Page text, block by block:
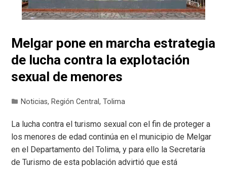
Melgar pone en marcha estrategia
de lucha contra la explotación
sexual de menores
Noticias, Región Central,Tolima
La lucha contra el turismo sexual con el fin de proteger a
los menores de edad continúa en el municipio de Melgar
en el Departamento del Tolima, y para ello la Secretaría
de Turismo de esta población advirtió que está